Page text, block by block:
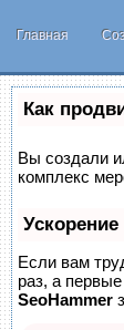
Главная
Как
Вы создали
комплекс
Если вам
раз, а
SeoHammer